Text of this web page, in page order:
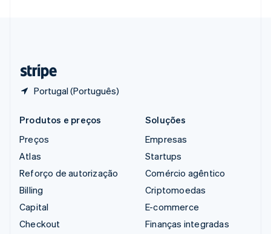
Portugal (Português)
Produtos e preços
Preços
Atlas
Reforço de autorização
Billing
Capital
Checkout
Soluções
Empresas
Startups
Comércio agêntico
Criptomoedas
E-commerce
Finanças integradas